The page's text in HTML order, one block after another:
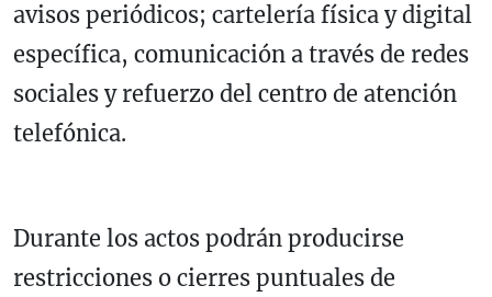
avisos periódicos; cartelería física y digital
específica, comunicación a través de redes
sociales y refuerzo del centro de atención
telefónica.
Durante los actos podrán producirse
restricciones o cierres puntuales de